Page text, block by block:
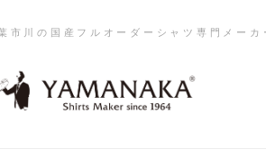
市川の国産フルオーダーシャツ専門メーカ